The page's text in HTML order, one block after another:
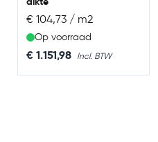
€ 104,73 / m2
Op voorraad
€ 1.151,98